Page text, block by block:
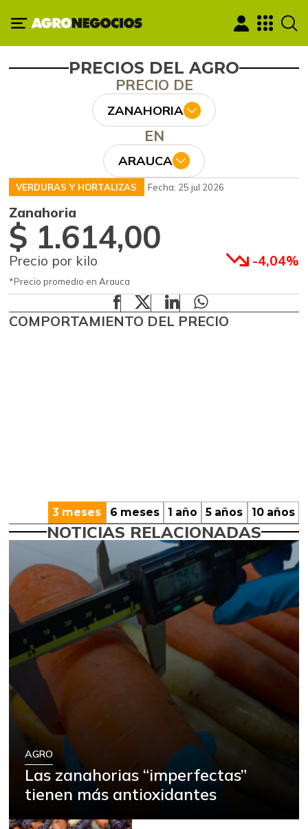
PRECIOS DEL AGRO
PRECIO DE
ZANAHORIA
EN
ARAUCA
VERDURAS Y HORTALIZAS Fecha: 25 jul 2026
Zanahoria
$ 1.614,00
Precio por kilo -4,04%
*Precio promedio en Arauca
COMPORTAMIENTO DEL PRECIO
3 meses 6 meses 1 año 5 años 10 años
NOTICIAS RELACIONADAS
AGRO
Las zanahorias “imperfectas”
tienen más antioxidantes